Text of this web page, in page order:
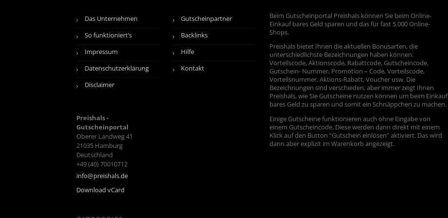
Das Unternehmen
So funktioniert’s
Impressum
Datenschutzerklärung
Disclaimer
Preishals -
Gutscheinportal
Oberer Landweg 41
21035 Hamburg
Deutschland
+49 (40) 70010712
info@preishals.de
Download vCard
Gutscheinpartner
Backlinks
Hilfe
Kontakt
Beim Gutscheinportal Preishals können Sie beim Online-
Einkauf bares Geld sparen und das für fast 5.000 Online-
Shops.
Preishals bietet Ihnen die aktuellen Bonusarten, die
unterschiedlichste Bezeichnungen haben können:
Vorteilscode, Aktionscode, Rabattcode, Gutscheincode,
Gutschein- Nummer, Promotion – Code, Vorteilscode,
Vorteilsnummer, Aktions-Rabatt, Voucher usw. Die
Bezeichnungen sind verschieden, aber immer zeigt Ihnen
Preishals, wie Sie Gutscheine nutzen können um beim Einkauf
bares Geld zu sparen und somit ein Schnäppchen zu machen.
Einige Gutscheine funktionieren auch ohne Eingabe von
einem Gutscheincode. Diese werden dann direkt mit einem
Klick auf den Button “Gutschein einlösen” aktiviert. Das wird
dann aber explizit im Warenkorb angezeigt.